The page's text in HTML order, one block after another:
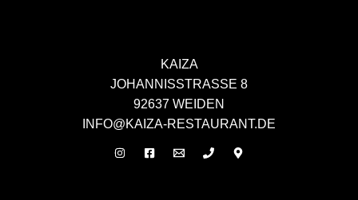
KAIZA
JOHANNISSTRASSE 8
92637 WEIDEN
INFO@KAIZA-RESTAURANT.DE